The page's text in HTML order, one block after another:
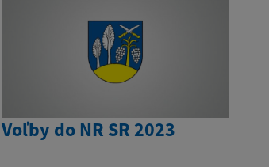
Voľby do NR SR 2023